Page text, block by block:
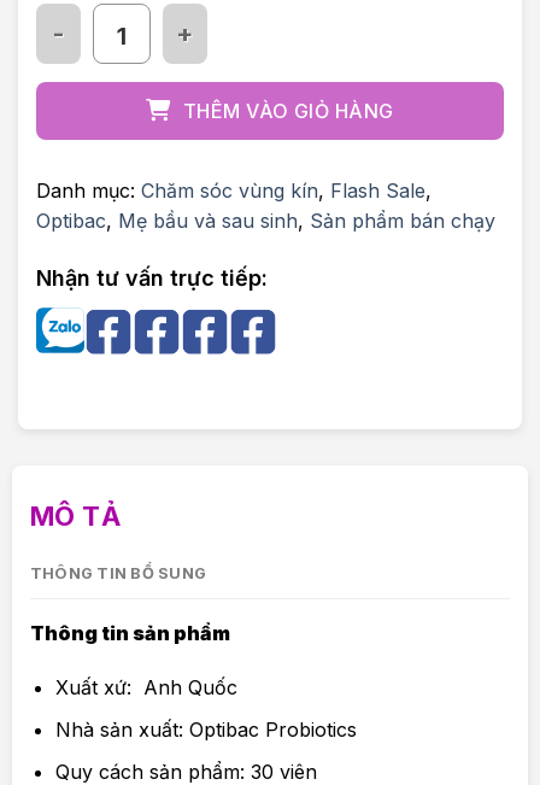
Men vi sinh Optibac for women số lượng
THÊM VÀO GIỎ HÀNG
Danh mục: Chăm sóc vùng kín, Flash Sale,
Optibac, Mẹ bầu và sau sinh, Sản phẩm bán chạy
Nhận tư vấn trực tiếp:
MÔ TẢ
THÔNG TIN BỔ SUNG
Thông tin sản phẩm
Xuất xứ: Anh Quốc
Nhà sản xuất: Optibac Probiotics
Quy cách sản phẩm: 30 viên